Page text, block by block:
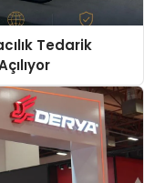
Tedarik